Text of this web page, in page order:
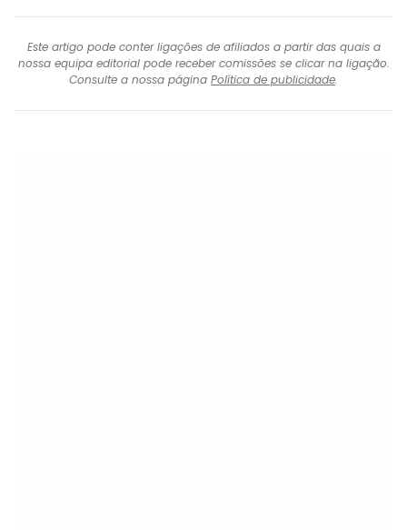
Este artigo pode conter ligações de afiliados a partir das quais a
nossa equipa editorial pode receber comissões se clicar na ligação.
Consulte a nossa página Política de publicidade.